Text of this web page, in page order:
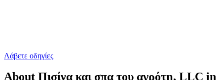
Λάβετε οδηγίες
About Πισίνα και σπα του αγρότη, LLC in